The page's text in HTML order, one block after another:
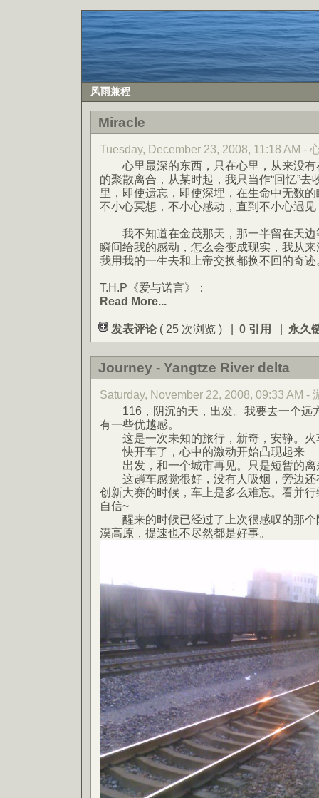
风雨兼程
Miracle
Tuesday, December 23, 2008, 11:18 AM -
心里最深的东西，只在心里，从来没有
的聚散离合，从某时起，我只当作“回忆”
里，即使遗忘，即使深埋，在生命中无数
不小心冥想，不小心感动，直到不小心遇
我不知道在金茂那天，那一半留在天边
瞬间给我的感动，怎么会变成现实，我从
我用我的一生去和上帝交换都换不回的奇迹
T.H.P《爱与诺言》：
Read More...
发表评论 ( 25 次浏览 ) | 0 引用 | 永久
Journey - Yangtze River delta
Saturday, November 22, 2008, 09:33 AM -
116，阴沉的天，出发。我要去一个远
有一些优越感。
这是一次未知的旅行，新奇，安静。火
快开车了，心中的激动开始凸现起来
出发，和一个城市再见。只是短暂的离
这趟车感觉很好，没有人吸烟，旁边还
创新大赛的时候，车上是多么难忘。看并
自信~
醒来的时候已经过了上次很感叹的那个
漠高原，提速也不尽然都是好事。